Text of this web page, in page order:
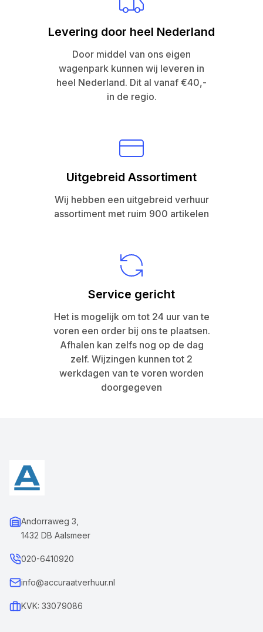
Levering door heel Nederland
Door middel van ons eigen
wagenpark kunnen wij leveren in
heel Nederland. Dit al vanaf €40,-
in de regio.
Uitgebreid Assortiment
Wij hebben een uitgebreid verhuur
assortiment met ruim 900 artikelen
Service gericht
Het is mogelijk om tot 24 uur van te
voren een order bij ons te plaatsen.
Afhalen kan zelfs nog op de dag
zelf. Wijzingen kunnen tot 2
werkdagen van te voren worden
doorgegeven
Andorraweg 3,
1432 DB Aalsmeer
020-6410920
info@accuraatverhuur.nl
KVK: 33079086